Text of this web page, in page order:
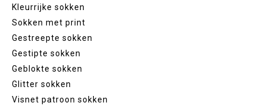
Kleurrijke sokken
Sokken met print
Gestreepte sokken
Gestipte sokken
Geblokte sokken
Glitter sokken
Visnet patroon sokken